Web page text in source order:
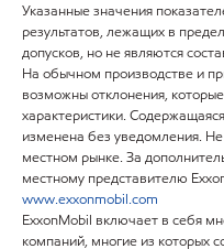
Указанные значения
результатов, лежащих в
допусков, но не являются
На обычном производстве и
возможны отклонения,
характеристики.
изменена без уведомления.
местном рынке. За
местному представителю
www.exxonmobil.com
ExxonMobil включает в себя
компаний, многие из которых